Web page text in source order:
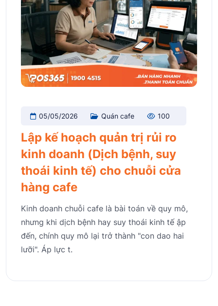
05/05/2026 Quán cafe 100
Lập kế hoạch quản trị rủi ro
kinh doanh (Dịch bệnh, suy
thoái kinh tế) cho chuỗi cửa
hàng cafe
Kinh doanh chuỗi cafe là bài toán về quy mô,
nhưng khi dịch bệnh hay suy thoái kinh tế ập
đến, chính quy mô lại trở thành "con dao hai
lưỡi". Áp lực t.